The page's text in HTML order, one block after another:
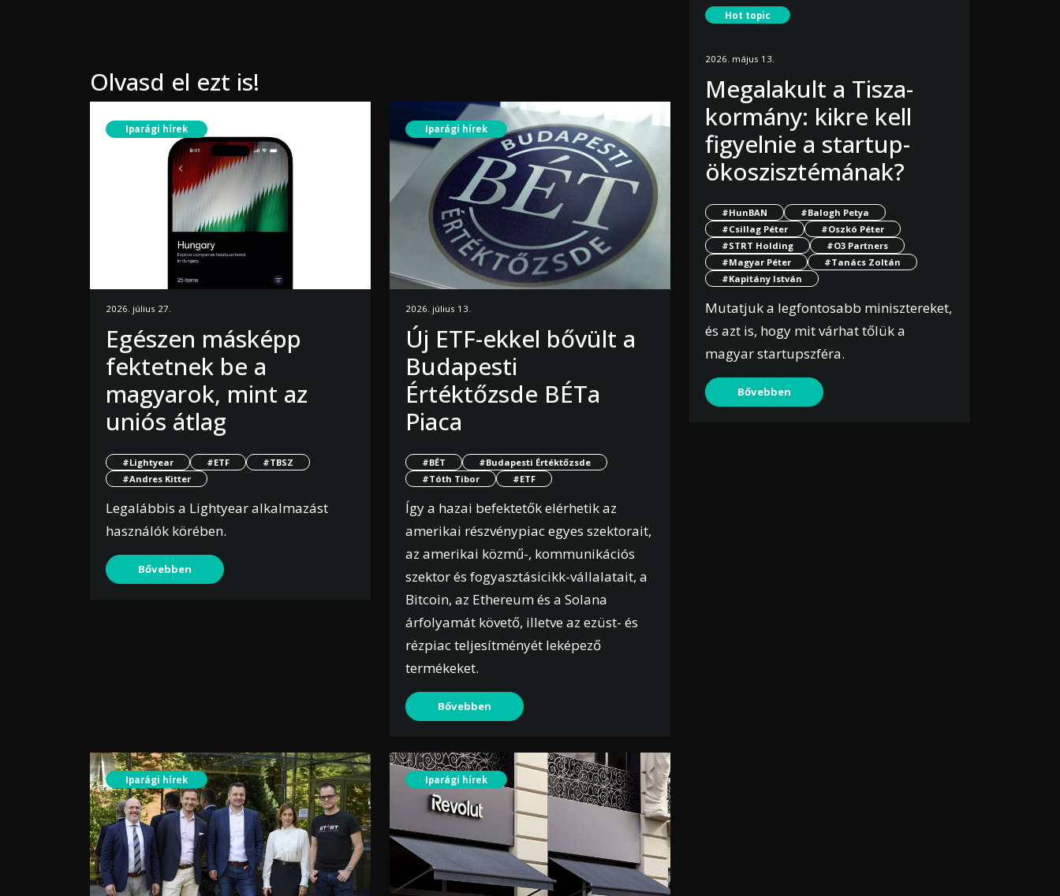
Olvasd el ezt is!
Iparági hírek
2026. július 27.
Egészen másképp
fektetnek be a
magyarok, mint az
uniós átlag
#Lightyear #ETF
#TBSZ
#Andres Kitter
Legalábbis a Lightyear alkalmazást
használók körében.
Bővebben
Iparági hírek
2026. július 13.
Új ETF-ekkel bővült a
Budapesti
Értéktőzsde BÉTa
Piaca
#BÉT
#Budapesti Értéktőzsde
#Tóth Tibor
#ETF
Így a hazai befektetők elérhetik az
amerikai részvénypiac egyes szektorait,
az amerikai közmű-, kommunikációs
szektor és fogyasztásicikk-vállalatait, a
Bitcoin, az Ethereum és a Solana
árfolyamát követő, illetve az ezüst- és
rézpiac teljesítményét leképező
termékeket.
Bővebben
Iparági hírek Iparági hírek
Hot topic
2026. május 13.
Megalakult a Tisza-
kormány: kikre kell
figyelnie a startup-
ökoszisztémának?
#HunBAN
#Balogh Petya
#Csillag Péter
#Oszkó Péter
#STRT Holding
#O3 Partners
#Magyar Péter
#Tanács Zoltán
#Kapitány István
Mutatjuk a legfontosabb minisztereket,
és azt is, hogy mit várhat tőlük a
magyar startupszféra.
Bővebben